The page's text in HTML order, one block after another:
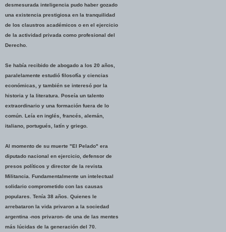
desmesurada inteligencia pudo haber gozado
una existencia prestigiosa en la tranquilidad
de los claustros académicos o en el ejercicio
de la actividad privada como profesional del
Derecho.
Se había recibido de abogado a los 20 años,
paralelamente estudió filosofía y ciencias
económicas, y también se interesó por la
historia y la literatura. Poseía un talento
extraordinario y una formación fuera de lo
común. Leía en inglés, francés, alemán,
italiano, portugués, latín y griego.
Al momento de su muerte "El Pelado" era
diputado nacional en ejercicio, defensor de
presos políticos y director de la revista
Militancia. Fundamentalmente un intelectual
solidario comprometido con las causas
populares. Tenía 38 años. Quienes le
arrebataron la vida privaron a la sociedad
argentina -nos privaron- de una de las mentes
más lúcidas de la generación del 70.